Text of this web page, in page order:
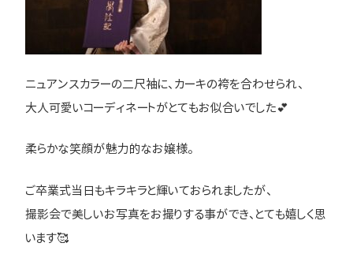
ニュアンスカラーの二尺袖に、カーキの袴を合わせられ、
大人可愛いコーディネートがとてもお似合いでした💕
柔らかな笑顔が魅力的なお嬢様。
ご卒業式当日もキラキラと輝いておられましたが、
撮影会で美しいお写真をお撮りする事ができ、とても嬉しく思
います🥰